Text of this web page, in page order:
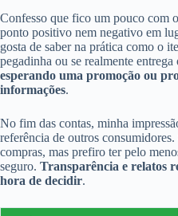
Confesso que fico um pouco com
ponto positivo nem negativo em
gosta de saber na prática como o
pegadinha ou se realmente entrega
esperando uma promoção ou
informações.
No fim das contas, minha
referência de outros
compras, mas prefiro ter pelo
seguro. Transparência e relatos
hora de decidir.